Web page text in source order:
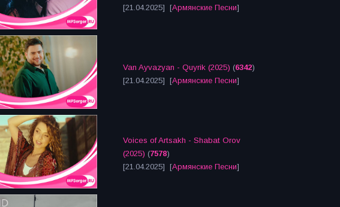
[21.04.2025] [Армянские Песни]
Van Ayvazyan - Quyrik (2025) (6342)
[21.04.2025] [Армянские Песни]
Voices of Artsakh - Shabat Orov
(2025) (7578)
[21.04.2025] [Армянские Песни]